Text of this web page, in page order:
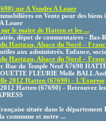
sur A Vendre A Louer
en Vente pour des
Louer
le maire de Hatten et les ...
dépot de commentaires - Bas-
Hattgau, Alsace du Nord –
aux administrés. Enfance,
Hattgau, Alsace du Nord –
Rue du Temple Neuf 67690
FLEURIE Melle BALL
2012 Hatten (67690) - L'Express
Hatten (67690) - Retrouvez
située dans le département
commune et notre ...